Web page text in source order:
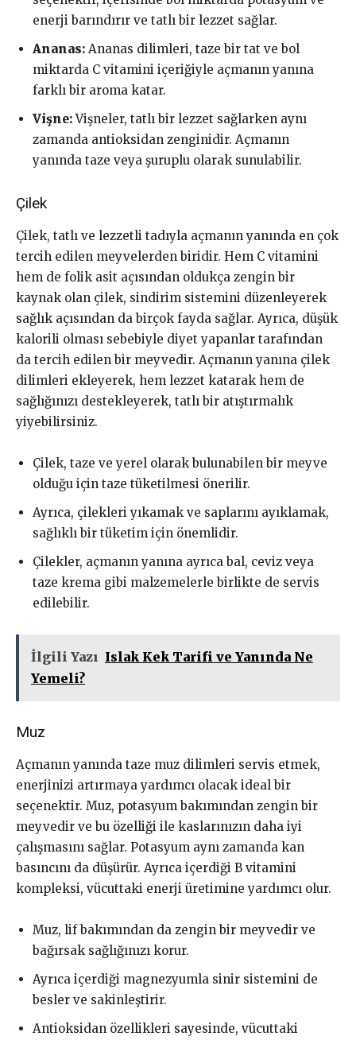
enerji barındırır ve tatlı bir lezzet sağlar.
Ananas: Ananas dilimleri, taze bir tat ve bol
miktarda C vitamini içeriğiyle açmanın yanına
farklı bir aroma katar.
Vişne:Vişneler, tatlı bir lezzet sağlarken aynı
zamanda antioksidan zenginidir. Açmanın
yanında taze veya şuruplu olarak sunulabilir.
Çilek
Çilek, tatlı ve lezzetli tadıyla açmanın yanında en çok
tercih edilen meyvelerden biridir. Hem C vitamini
hem de folik asit açısından oldukça zengin bir
kaynak olan çilek, sindirim sistemini düzenleyerek
sağlık açısından da birçok fayda sağlar. Ayrıca, düşük
kalorili olması sebebiyle diyet yapanlar tarafından
da tercih edilen bir meyvedir. Açmanın yanına çilek
dilimleri ekleyerek, hem lezzet katarak hem de
sağlığınızı destekleyerek, tatlı bir atıştırmalık
yiyebilirsiniz.
Çilek, taze ve yerel olarak bulunabilen bir meyve
olduğu için taze tüketilmesi önerilir.
Ayrıca, çilekleri yıkamak ve saplarını ayıklamak,
sağlıklı bir tüketim için önemlidir.
Çilekler, açmanın yanına ayrıca bal, ceviz veya
taze krema gibi malzemelerle birlikte de servis
edilebilir.
İlgili Yazı Islak Kek Tarifi ve Yanında Ne
Yemeli?
Muz
Açmanın yanında taze muz dilimleri servis etmek,
enerjinizi artırmaya yardımcı olacak ideal bir
seçenektir. Muz, potasyum bakımından zengin bir
meyvedir ve bu özelliği ile kaslarınızın daha iyi
çalışmasını sağlar. Potasyum aynı zamanda kan
basıncını da düşürür. Ayrıca içerdiği B vitamini
kompleksi, vücuttaki enerji üretimine yardımcı olur.
Muz, lif bakımından da zengin bir meyvedir ve
bağırsak sağlığınızı korur.
Ayrıca içerdiği magnezyumla sinir sistemini de
besler ve sakinleştirir.
Antioksidan özellikleri sayesinde, vücuttaki